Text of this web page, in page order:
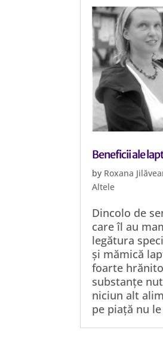
Beneficii ale
by Roxana
Altele
Dincolo de
care îl au
legătura
și mămică
foarte
substanțe
niciun alt
pe piață nu